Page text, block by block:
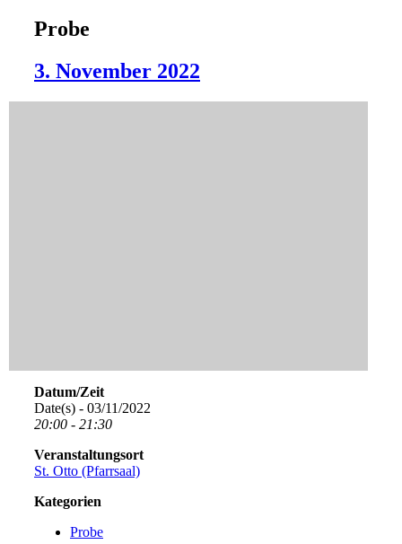
Probe
3. November 2022
Datum/Zeit
Date(s) - 03/11/2022
20:00 - 21:30
Veranstaltungsort
St. Otto (Pfarrsaal)
Kategorien
Probe